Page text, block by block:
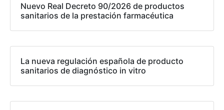
Nuevo Real Decreto 90/2026 de productos
sanitarios de la prestación farmacéutica
La nueva regulación española de producto
sanitarios de diagnóstico in vitro